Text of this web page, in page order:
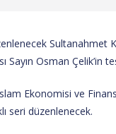
Sultanahmet
Sayın Osman Çelik’in
Ekonomisi ve
seri düzenlenecek.